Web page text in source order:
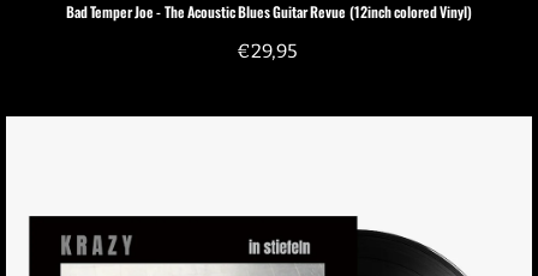
Bad Temper Joe - The Acoustic Blues Guitar Revue (12inch colored Vinyl)
€29,95